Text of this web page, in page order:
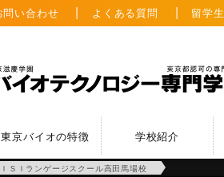
問い合わせ よくある質問 留学
東京バイオの特徴 学校紹介
ＩＳＩランゲージスクール高田馬場校